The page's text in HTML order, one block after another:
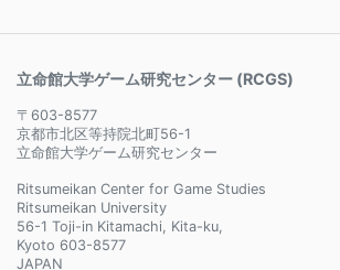
立命館大学ゲーム研究センター (RCGS)
〒603-8577
京都市北区等持院北町56-1
立命館大学ゲーム研究センター
Ritsumeikan Center for Game Studies
Ritsumeikan University
56-1 Toji-in Kitamachi, Kita-ku,
Kyoto 603-8577
JAPAN